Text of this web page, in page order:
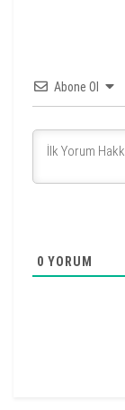
Abone Ol
0 YORUM